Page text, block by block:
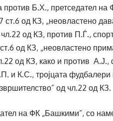
Б.Х., претседател на
ст.6 од КЗ, „неовластено
од КЗ, против П.Ѓ.,
од КЗ, „неовластено
од КЗ, како и против
и К.С., тројцата
од чл.22 од КЗ.
на ФК „Башкими”, со